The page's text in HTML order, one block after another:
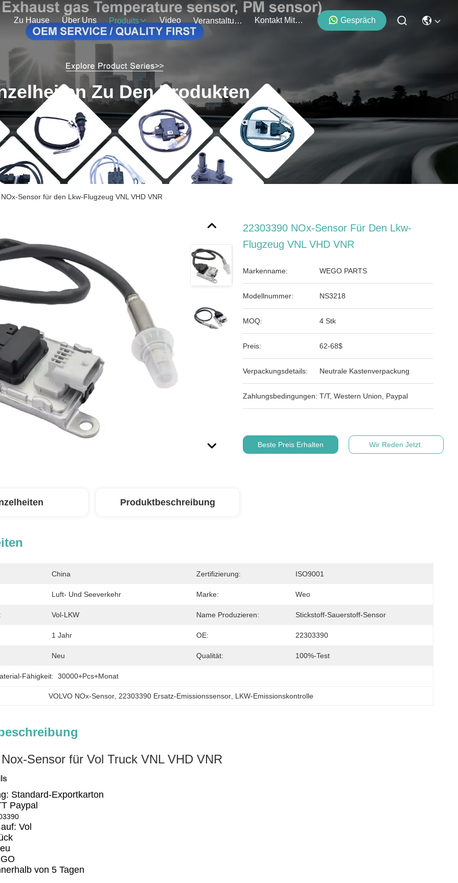
Zu Hause Über Uns Produits Video Veranstaltungen Kontakt Mit Uns Gespräch
Zu Den Produkten
Sensor für den Lkw-Flugzeug VNL VHD VNR
22303390 NOx-Sensor Für Den Lkw-
Flugzeug VNL VHD VNR
Markenname: WEGO PARTS
Modellnummer: NS3218
MOQ: 4 Stk
Preis: 62-68$
Verpackungsdetails: Neutrale Kastenverpackung
Zahlungsbedingungen: T/T, Western Union, Paypal
Beste Preis Erhalten Wir Reden Jetzt.
Produktbeschreibung
China Zertifizierung: ISO9001
Luft- Und Seeverkehr Marke: Weo
Vol-LKW Name Produzieren: Stickstoff-Sauerstoff-Sensor
1 Jahr OE: 22303390
Neu Qualität: 100%-Test
Fähigkeit: 30000+Pcs+Monat
VOLVO NOx-Sensor 22303390 Ersatz-Emissionssensor LKW-Emissionskontrolle
Sensor für Vol Truck VNL VHD VNR
Standard-Exportkarton
Paypal
Vol
von 5 Tagen